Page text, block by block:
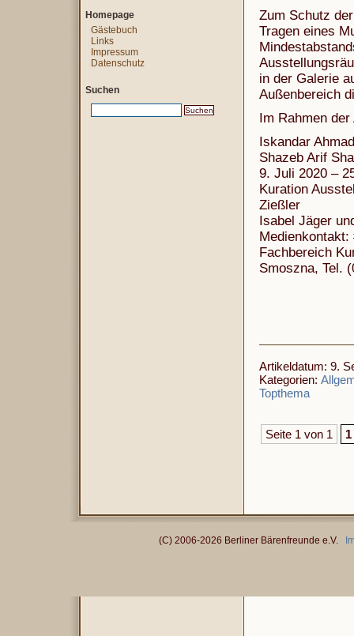
Zum Schutz
Tragen eines
in der Galerie
Außenbereich
Im Rahmen
Iskandar
Shazeb Arif
9. Juli 2020 –
Kuration
Zießler
Isabel Jäger
Fachbereich
Smoszna, Tel.
Artikeldatum: 9.
Kategorien:
Topthema
Seite 1 von 1 1
Homepage
Gästebuch
Links
Impressum
Datenschutz
Suchen
(C) 2006-2026 Berliner Bärenfreunde e.V.